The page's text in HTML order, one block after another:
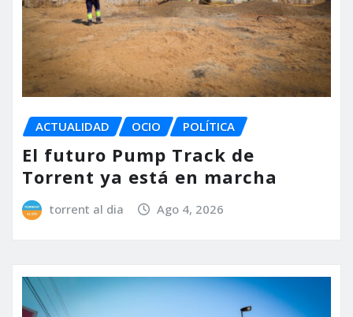
ACTUALIDAD OCIO POLÍTICA
El futuro Pump Track de
Torrent ya está en marcha
torrent al dia Ago 4, 2026